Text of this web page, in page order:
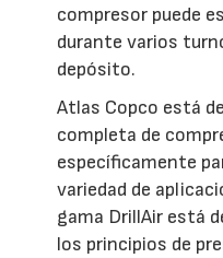
compresor puede
durante varios
depósito.
Atlas Copco está
completa de
específicamente
variedad de
gama DrillAir está
los principios de